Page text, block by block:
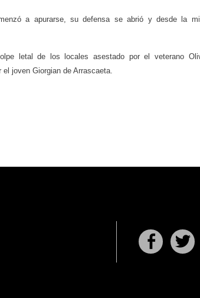
a apurarse, su defensa se abrió y desde la
letal de los locales asestado por el veterano
el joven Giorgian de Arrascaeta.